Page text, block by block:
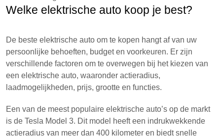
Welke elektrische auto koop je best?
De beste elektrische auto om te kopen hangt af van uw
persoonlijke behoeften, budget en voorkeuren. Er zijn
verschillende factoren om te overwegen bij het kiezen van
een elektrische auto, waaronder actieradius,
laadmogelijkheden, prijs, grootte en functies.
Een van de meest populaire elektrische auto’s op de markt
is de Tesla Model 3. Dit model heeft een indrukwekkende
actieradius van meer dan 400 kilometer en biedt snelle